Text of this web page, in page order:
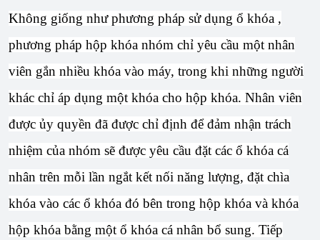
Không giống như phương pháp sử dụng ổ khóa ,
phương pháp hộp khóa nhóm chỉ yêu cầu một nhân
viên gắn nhiều khóa vào máy, trong khi những người
khác chỉ áp dụng một khóa cho hộp khóa. Nhân viên
được ủy quyền đã được chỉ định để đảm nhận trách
nhiệm của nhóm sẽ được yêu cầu đặt các ổ khóa cá
nhân trên mỗi lần ngắt kết nối năng lượng, đặt chìa
khóa vào các ổ khóa đó bên trong hộp khóa và khóa
hộp khóa bằng một ổ khóa cá nhân bổ sung. Tiếp